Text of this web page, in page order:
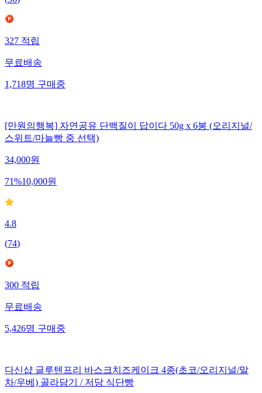
327적립
무료배송
1,718명구매중
[만원의행복] 자연공유 단백질이 답이다 50g x 6봉 (오리지널/
스위트/마늘빵 중 선택)
34,000원
71%10,000원
4.8
(74)
300적립
무료배송
5,426명구매중
다신샵 글루텐프리 바스크치즈케이크 4종(초코/오리지널/말
차/우베) 골라담기 / 저당 식단빵